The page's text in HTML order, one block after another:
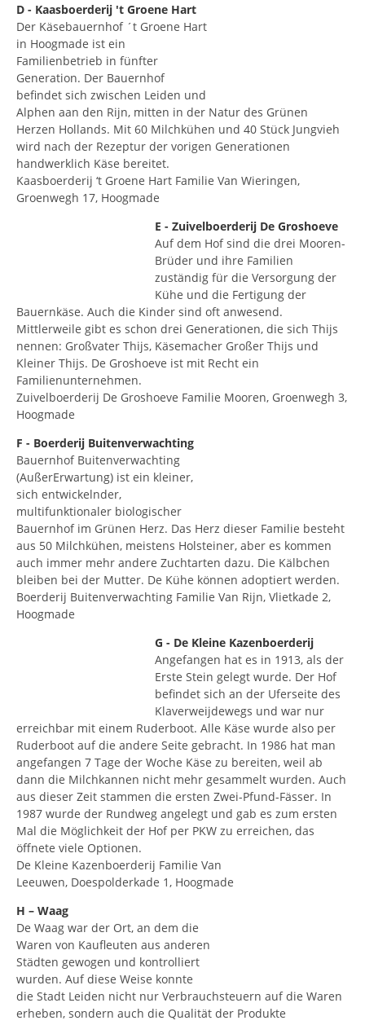
D - Kaasboerderij 't Groene Hart
Der Käsebauernhof ´t Groene Hart
in Hoogmade ist ein
Familienbetrieb in fünfter
Generation. Der Bauernhof
befindet sich zwischen Leiden und
Alphen aan den Rijn, mitten in der Natur des Grünen
Herzen Hollands. Mit 60 Milchkühen und 40 Stück Jungvieh
wird nach der Rezeptur der vorigen Generationen
handwerklich Käse bereitet.
Kaasboerderij ‘t Groene Hart Familie Van Wieringen,
Groenwegh 17, Hoogmade
E - Zuivelboerderij De Groshoeve
Auf dem Hof sind die drei Mooren-
Brüder und ihre Familien
zuständig für die Versorgung der
Kühe und die Fertigung der
Bauernkäse. Auch die Kinder sind oft anwesend.
Mittlerweile gibt es schon drei Generationen, die sich Thijs
nennen: Großvater Thijs, Käsemacher Großer Thijs und
Kleiner Thijs. De Groshoeve ist mit Recht ein
Familienunternehmen.
Zuivelboerderij De Groshoeve Familie Mooren, Groenwegh 3,
Hoogmade
F - Boerderij Buitenverwachting
Bauernhof Buitenverwachting
(AußerErwartung) ist ein kleiner,
sich entwickelnder,
multifunktionaler biologischer
Bauernhof im Grünen Herz. Das Herz dieser Familie besteht
aus 50 Milchkühen, meistens Holsteiner, aber es kommen
auch immer mehr andere Zuchtarten dazu. Die Kälbchen
bleiben bei der Mutter. De Kühe können adoptiert werden.
Boerderij Buitenverwachting Familie Van Rijn, Vlietkade 2,
Hoogmade
G - De Kleine Kazenboerderij
Angefangen hat es in 1913, als der
Erste Stein gelegt wurde. Der Hof
befindet sich an der Uferseite des
Klaverweijdewegs und war nur
erreichbar mit einem Ruderboot. Alle Käse wurde also per
Ruderboot auf die andere Seite gebracht. In 1986 hat man
angefangen 7 Tage der Woche Käse zu bereiten, weil ab
dann die Milchkannen nicht mehr gesammelt wurden. Auch
aus dieser Zeit stammen die ersten Zwei-Pfund-Fässer. In
1987 wurde der Rundweg angelegt und gab es zum ersten
Mal die Möglichkeit der Hof per PKW zu erreichen, das
öffnete viele Optionen.
De Kleine Kazenboerderij Familie Van
Leeuwen, Doespolderkade 1, Hoogmade
H – Waag
De Waag war der Ort, an dem die
Waren von Kaufleuten aus anderen
Städten gewogen und kontrolliert
wurden. Auf diese Weise konnte
die Stadt Leiden nicht nur Verbrauchsteuern auf die Waren
erheben, sondern auch die Qualität der Produkte